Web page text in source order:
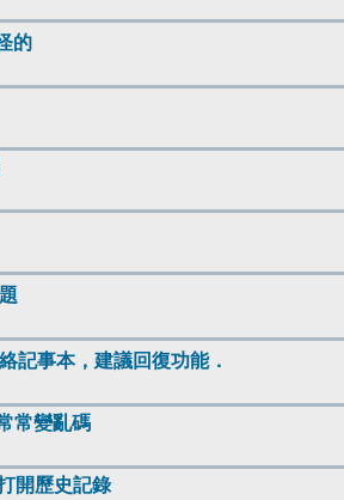
的
記事本，建議回復功能．
常變亂碼
開歷史記錄